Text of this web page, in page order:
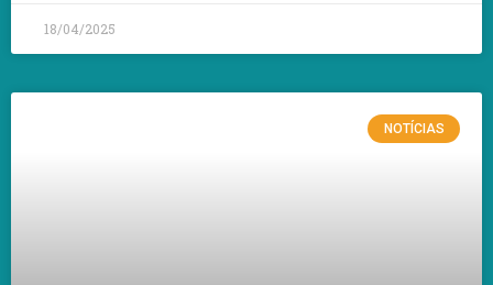
18/04/2025
NOTÍCIAS